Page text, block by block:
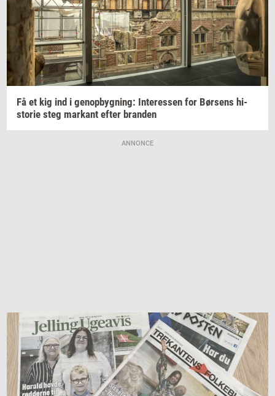
Få et kig ind i genop­byg­ning: In­ter­es­sen for Bør­sens hi­
sto­rie steg mar­kant efter bran­den
ANNONCE